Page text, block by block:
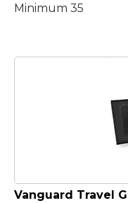
Minimum 35
Vanguard Travel